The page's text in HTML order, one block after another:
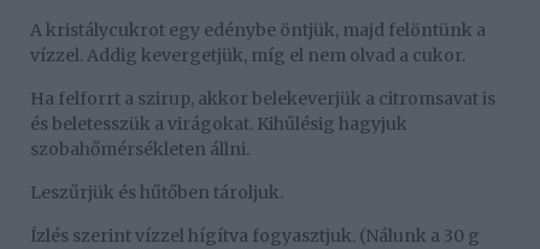
A kristálycukrot egy edénybe öntjük, majd felöntünk a
vízzel. Addig kevergetjük, míg el nem olvad a cukor.
Ha felforrt a szirup, akkor belekeverjük a citromsavat is
és beletesszük a virágokat. Kihűlésig hagyjuk
szobahőmérsékleten állni.
Leszűrjük és hűtőben tároljuk.
Ízlés szerint vízzel hígítva fogyasztjuk. (Nálunk a 30 g